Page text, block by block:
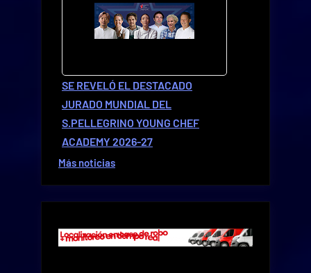
SE REVELÓ EL DESTACADO
JURADO MUNDIAL DEL
S.PELLEGRINO YOUNG CHEF
ACADEMY 2026-27
Más noticias